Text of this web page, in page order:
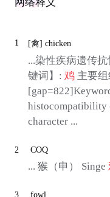
1 [禽] chicken
...染性疾病遗传
键词】: 鸡主要组
histocompatibility
character ...
2 COQ
... 猴（申） Singe
3 fowl